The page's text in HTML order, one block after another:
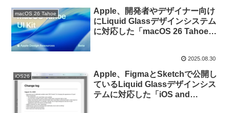
macOS 26 Tahoe
Apple、開発者やデザイナー向け
にLiquid Glassデザインシステム
に対応した「macOS 26 Tahoe」
2025.08.30
iOS26
Apple、FigmaとSketchで公開し
ているLiquid Glassデザインシス
テムに対応した「iOS and